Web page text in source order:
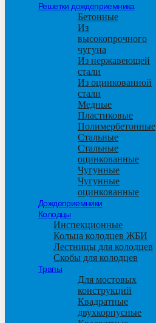
Решетки дождеприемника
Бетонные
Из
высокопрочного
чугуна
Из нержавеющей
стали
Из оцинкованной
стали
Медные
Пластиковые
Полимербетонные
Стальные
Стальные
оцинкованные
Чугунные
Чугунные
оцинкованные
Дождеприемники
Колодцы
Инспекционные
Кольца колодцев ЖБИ
Лестницы для колодцев
Скобы для колодцев
Трапы
Для мостовых
конструкций
Квадратные
двухкорпусные